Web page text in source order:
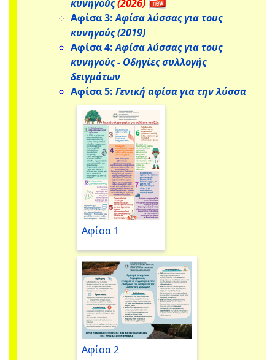
κυνηγούς(2026)
Αφίσα 3:Αφίσα λύσσας για τους
κυνηγούς (2019)
Αφίσα 4:Αφίσα λύσσας για τους
κυνηγούς - Οδηγίες συλλογής
δειγμάτων
Αφίσα 5: Γενική αφίσα για την λύσσα
Αφίσα 1
Αφίσα 2